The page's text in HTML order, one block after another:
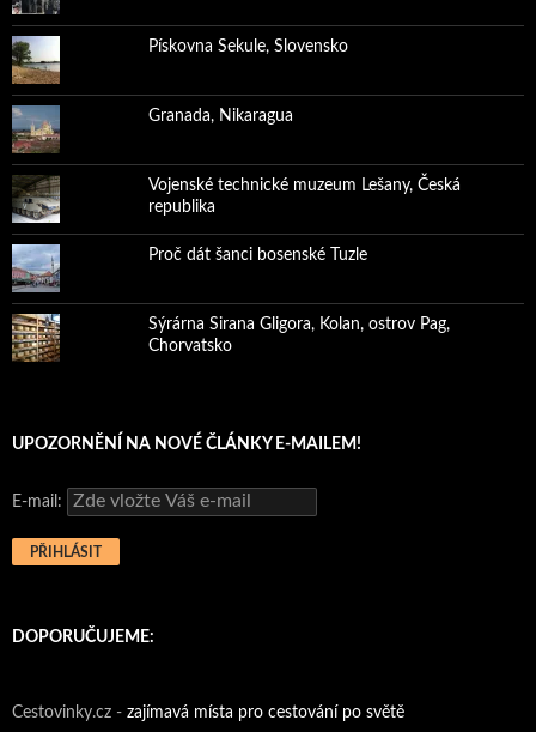
Pískovna Sekule, Slovensko
Granada, Nikaragua
Vojenské technické muzeum Lešany, Česká
republika
Proč dát šanci bosenské Tuzle
Sýrárna Sirana Gligora, Kolan, ostrov Pag,
Chorvatsko
UPOZORNĚNÍ NA NOVÉ ČLÁNKY E-MAILEM!
E-mail:
DOPORUČUJEME:
Cestovinky.cz - zajímavá místa pro cestování po světě